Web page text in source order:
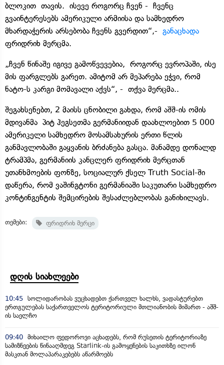
ბლოკით თავის. ისევე როგორც ჩვენ - ჩვენც
გვაინტერესებს ამერიკული არმიისა და სამხედრო
მხარდაჭერის არსებობა ჩვენს გვერდით“,- განაცხადა
ფრიდრიხ მერცმა.
„ჩვენ წინაშე იგივე გამოწვევებია, როგორც ევროპაში, ისე
მის ფარგლებს გარეთ. ამიტომ არ მეპარება ეჭვი, რომ
ნატო-ს კარგი მომავალი აქვს“, - თქვა მერცმა..
შეგახსენებთ, 2 მაისს ცნობილი გახდა, რომ აშშ-ის ომის
მდივანმა პიტ ჰეგსეთმა გერმანიიდან დაახლოებით 5 000
ამერიკელი სამხედრო მოსამსახურის ერთი წლის
განმავლობაში გაყვანის ბრძანება გასცა. მანამდე დონალდ
ტრამპმა, გერმანიის კანცლერ ფრიდრიხ მერცთან
უთანხმოების ფონზე, სოციალურ ქსელ Truth Social-ში
დაწერა, რომ ვაშინგტონი გერმანიაში საკუთარი სამხედრო
კონტინგენტის შემცირების შესაძლებლობას განიხილავს.
თემები: ფრიდრიხ მერცი
დღის სიახლეები
10:45 სოლიდარობას ვუცხადებთ ქართველ ხალხს, ვადასტურებთ
ერთგულებას საქართველოს ტერიტორიული მთლიანობის მიმართ - აშშ-
ის საელჩო
09:40 მიხაილო ფედოროვი აცხადებს, რომ რუსეთის ტერიტორიაზე
სამიზნეების წინააღმდეგ Starlink-ის გამოყენების საკითხზე ილონ
მასკთან მოლაპარაკებებს აწარმოებს